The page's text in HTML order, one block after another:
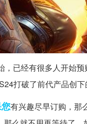
，已经有很多人开始
打破了前代产品创下
有兴趣尽早订购，那